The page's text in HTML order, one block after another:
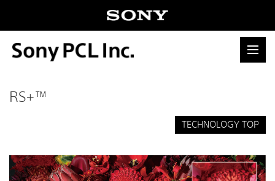
RS+™
TECHNOLOGY TOP